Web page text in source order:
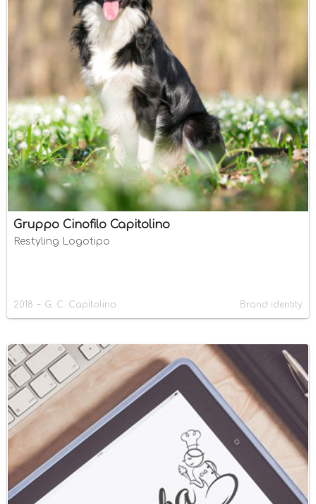
Gruppo Cinofilo Capitolino
Restyling Logotipo
2018 - G. C. Capitolino Brand identity